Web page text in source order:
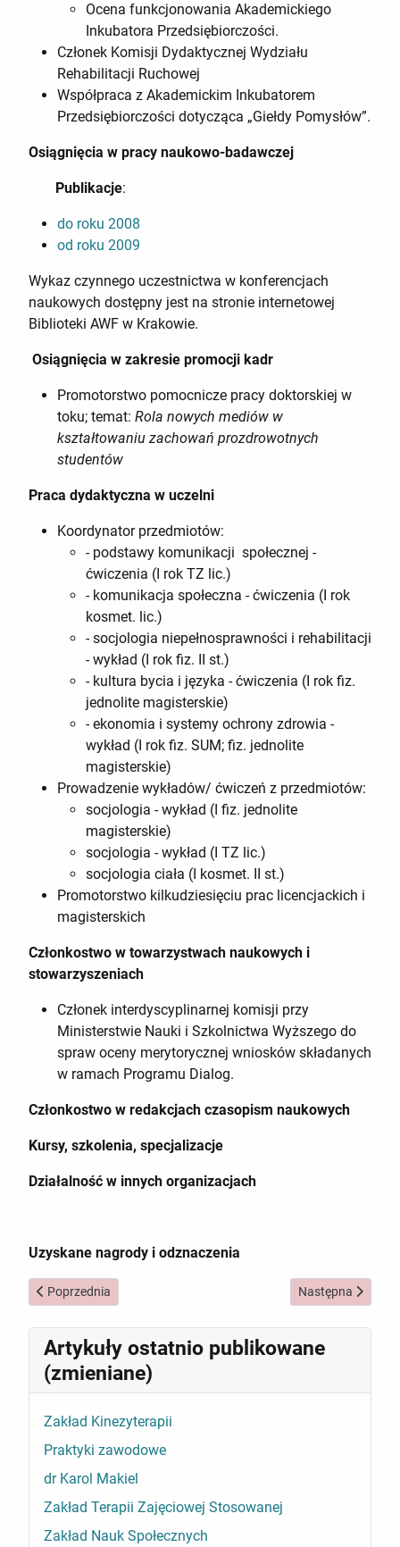
Ocena funkcjonowania Akademickiego
Inkubatora Przedsiębiorczości.
Członek Komisji Dydaktycznej Wydziału
Rehabilitacji Ruchowej
Współpraca z Akademickim Inkubatorem
Przedsiębiorczości dotycząca „Giełdy Pomysłów”.
Osiągnięcia w pracy naukowo-badawczej
Publikacje:
do roku 2008
od roku 2009
Wykaz czynnego uczestnictwa w konferencjach
naukowych dostępny jest na stronie internetowej
Biblioteki AWF w Krakowie.
Osiągnięcia w zakresie promocji kadr
Promotorstwo pomocnicze pracy doktorskiej w
toku; temat: Rola nowych mediów w
kształtowaniu zachowań prozdrowotnych
studentów
Praca dydaktyczna w uczelni
Koordynator przedmiotów:
- podstawy komunikacji społecznej -
ćwiczenia (I rok TZ lic.)
- komunikacja społeczna - ćwiczenia (I rok
kosmet. lic.)
- socjologia niepełnosprawności i rehabilitacji
- wykład (I rok fiz. II st.)
- kultura bycia i języka - ćwiczenia (I rok fiz.
jednolite magisterskie)
- ekonomia i systemy ochrony zdrowia -
wykład (I rok fiz. SUM; fiz. jednolite
magisterskie)
Prowadzenie wykładów/ ćwiczeń z przedmiotów:
socjologia - wykład (I fiz. jednolite
magisterskie)
socjologia - wykład (I TZ lic.)
socjologia ciała (I kosmet. II st.)
Promotorstwo kilkudziesięciu prac licencjackich i
magisterskich
Członkostwo w towarzystwach naukowych i
stowarzyszeniach
Członek interdyscyplinarnej komisji przy
Ministerstwie Nauki i Szkolnictwa Wyższego do
spraw oceny merytorycznej wniosków składanych
w ramach Programu Dialog.
Członkostwo w redakcjach czasopism naukowych
Kursy, szkolenia, specjalizacje
Działalność w innych organizacjach
Uzyskane nagrody i odznaczenia
Poprzednia strona: dr Anna Pawlikowska
Poprzednia Następna strona:
Następna
Artykuły ostatnio publikowane
(zmieniane)
Zakład Kinezyterapii
Praktyki zawodowe
dr Karol Makiel
Zakład Terapii Zajęciowej Stosowanej
Zakład Nauk Społecznych